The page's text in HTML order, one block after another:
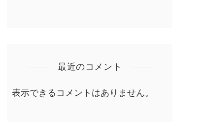
最近のコメント
表示できるコメントはありません。